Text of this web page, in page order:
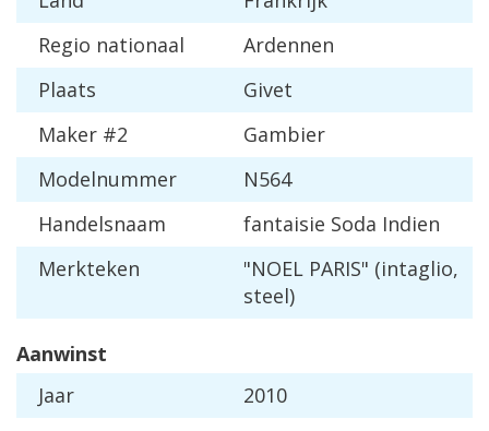
Regio nationaal
Ardennen
Plaats
Givet
Maker #2
Gambier
Modelnummer
N564
Handelsnaam
fantaisie Soda Indien
Merkteken
"NOEL PARIS" (intaglio,
steel)
Aanwinst
Jaar
2010